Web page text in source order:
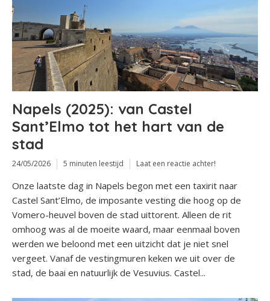
Napels (2025): van Castel
Sant’Elmo tot het hart van de
stad
24/05/2026 5 minuten leestijd Laat een reactie achter!
Onze laatste dag in Napels begon met een taxirit naar
Castel Sant’Elmo, de imposante vesting die hoog op de
Vomero-heuvel boven de stad uittorent. Alleen de rit
omhoog was al de moeite waard, maar eenmaal boven
werden we beloond met een uitzicht dat je niet snel
vergeet. Vanaf de vestingmuren keken we uit over de
stad, de baai en natuurlijk de Vesuvius. Castel...